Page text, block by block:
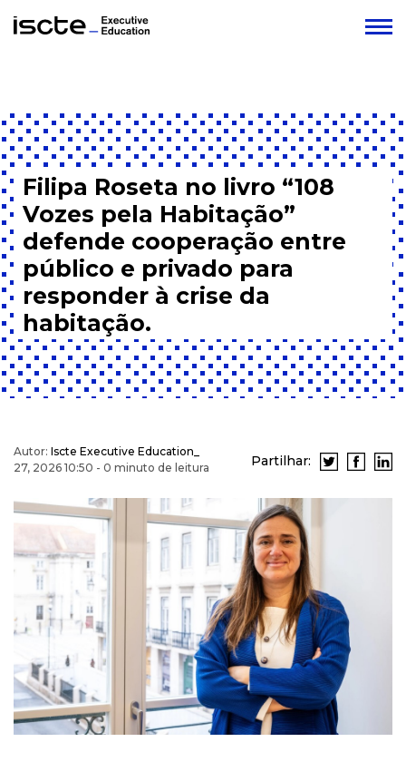
Filipa Roseta no livro “108
Vozes pela Habitação”
defende cooperação entre
público e privado para
responder à crise da
habitação.
Autor: Iscte Executive Education_
27, 2026 10:50 - 0 minuto de leitura
Partilhar: